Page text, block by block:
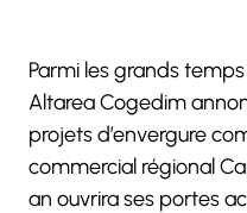
Parmi les grands
Altarea Cogedim
projets d’envergure
commercial régional
an ouvrira ses portes